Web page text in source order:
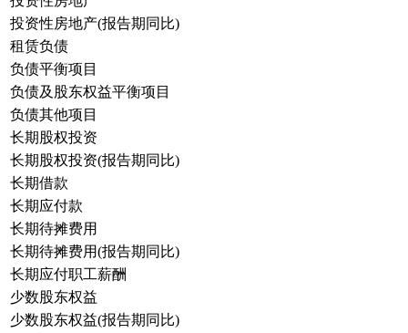
投资性房地产(报告期同比)
租赁负债
负债平衡项目
负债及股东权益平衡项目
负债其他项目
长期股权投资
长期股权投资(报告期同比)
长期借款
长期应付款
长期待摊费用
长期待摊费用(报告期同比)
长期应付职工薪酬
少数股东权益
少数股东权益(报告期同比)